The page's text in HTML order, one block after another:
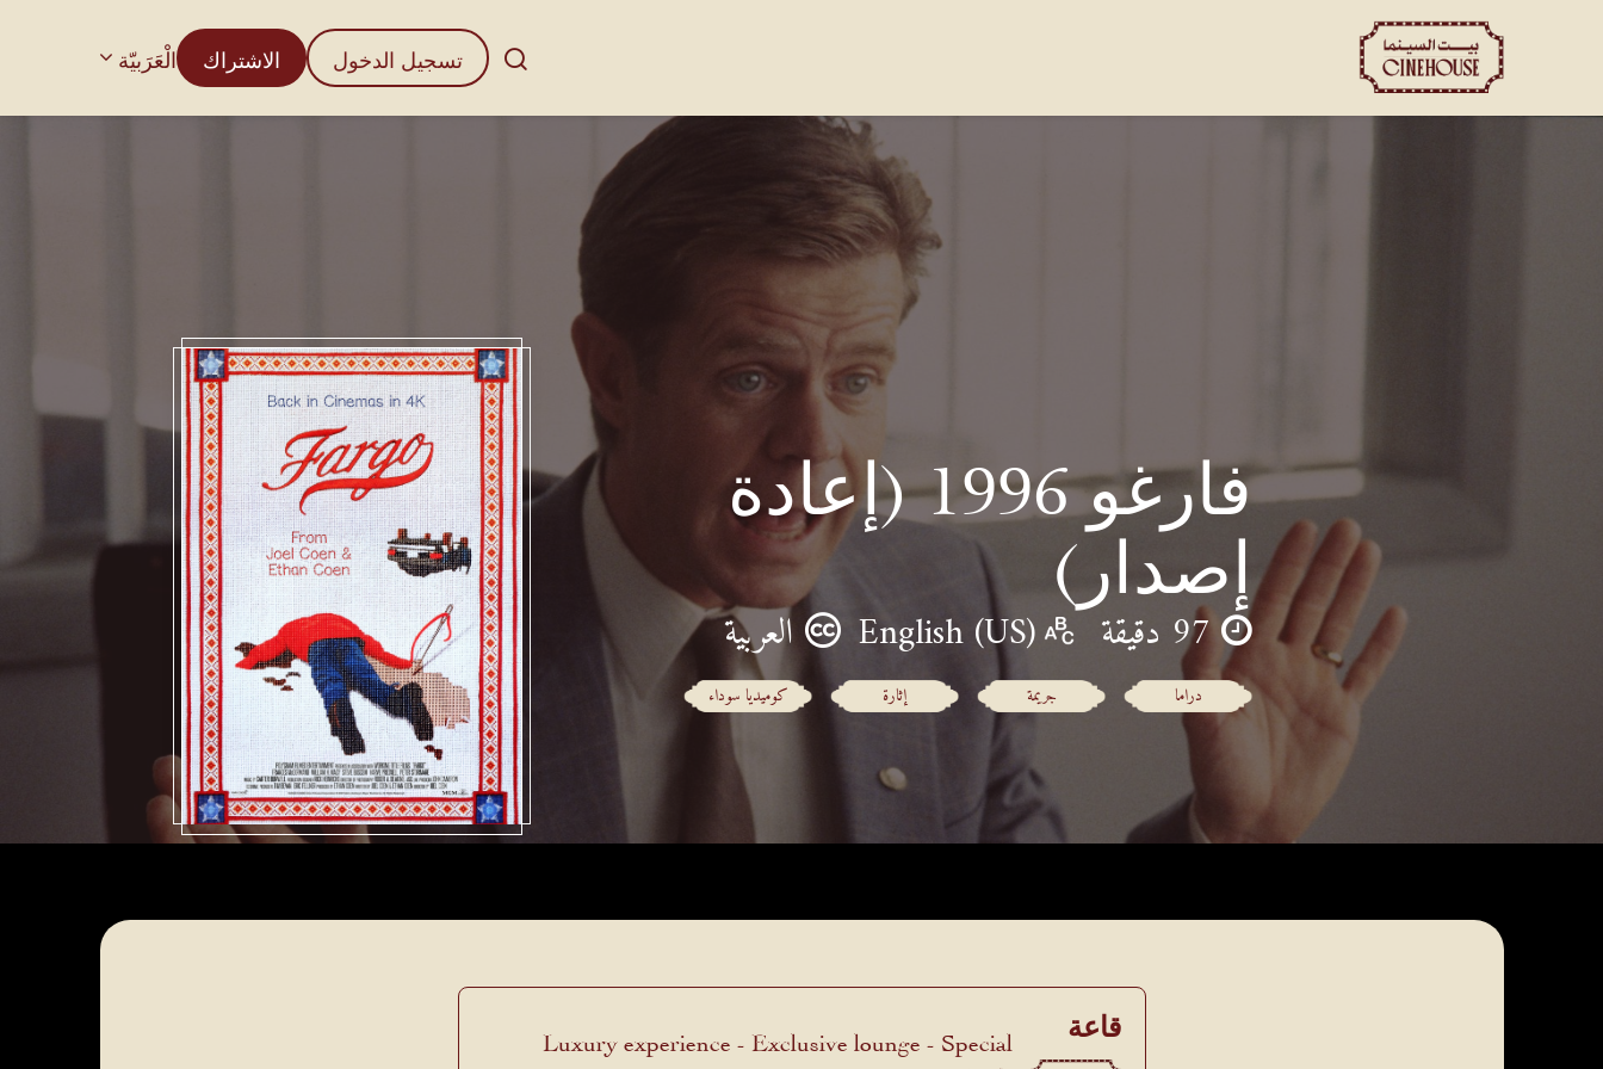
تسجيل الدخول الاشتراك الْعَرَبيّة
فارغو 1996 (إعادة
إصدار)
97 دقيقة English (US) العربية
دراما جريمة إثارة كوميديا سوداء
قاعة
Luxury experience - Exclusive lounge - Special
menu.